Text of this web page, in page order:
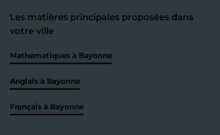
Les matières principales proposées dans
votre ville
Mathématiques à Bayonne
Anglais à Bayonne
Français à Bayonne